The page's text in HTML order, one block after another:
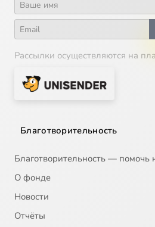
Рассылки осуществляются на
Благотворительность
Благотворительность —
О фонде
Новости
Отчёты